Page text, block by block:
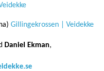
Gillingekrossen | Veidekke
Daniel Ekman,